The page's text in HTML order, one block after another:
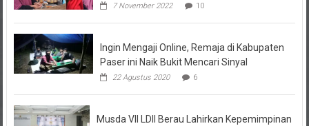
Paser ini Naik Bukit Mencari Sinyal
22 Agustus 2020 6
Baru dan Komitmen Green Dakwah